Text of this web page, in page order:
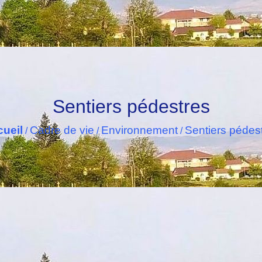
Sentiers pédestres
/ Cadre de vie /Environnement / Sentiers